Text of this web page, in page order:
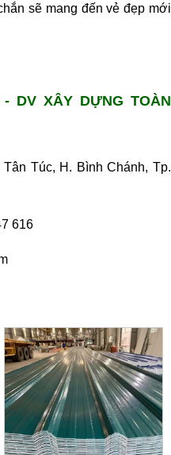
sẽ mang đến vẻ đẹp mới
DV XÂY DỰNG TOÀN
Tân Túc, H. Bình Chánh, Tp.
616